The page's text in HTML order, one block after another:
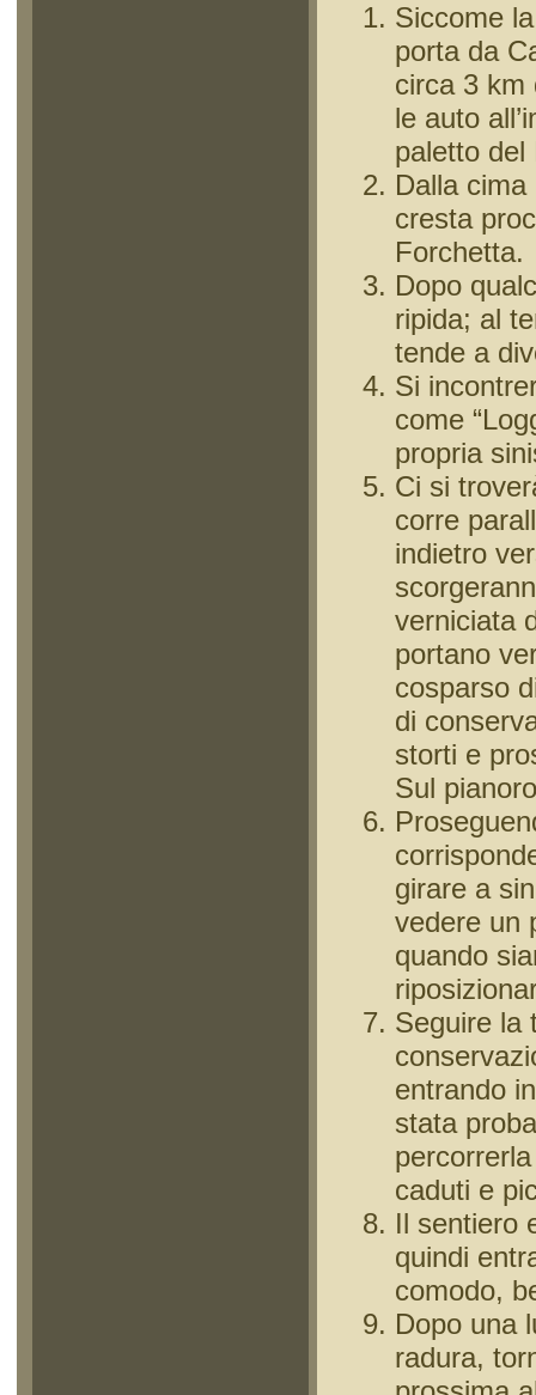
Siccome
porta da
circa 3 km
le auto
paletto
Dalla
cresta
Forchetta.
Dopo
ripida; al
tende a
Si
come
propria
Ci si
corre
indietro
verniciata
portano
cosparso
di
storti e
Sul
girare a
vedere un
quando
Seguire la
entrando
stata
caduti e
Il sentiero
quindi
comodo,
Dopo una
radura,